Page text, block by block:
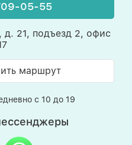
05-55
21, подъезд 2, офис
маршрут
с 10 до 19